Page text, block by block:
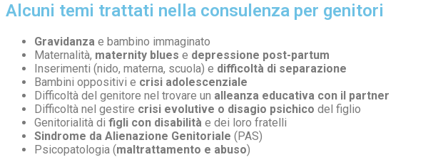
Alcuni temi trattati nella consulenza per genitori
Gravidanza e bambino immaginato
Maternalità, maternity blues e depressione post-partum
Inserimenti (nido, materna, scuola) e difficoltà di separazione
Bambini oppositivi e crisi adolescenziale
Difficoltà del genitore nel trovare un alleanza educativa con il partner
Difficoltà nel gestire crisi evolutive o disagio psichico del figlio
Genitorialità di figli con disabilità e dei loro fratelli
Sindrome da Alienazione Genitoriale (PAS)
Psicopatologia (maltrattamento e abuso)